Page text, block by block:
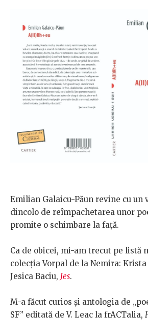
Emilian Galaicu-Păun revine cu un
dincolo de reîmpachetarea unor
promite o schimbare la față.
Ca de obicei, mi-am trecut pe listă
colecția Vorpal de la Nemira: Krista
Jesica Baciu, Jes.
M-a făcut curios și antologia de
SF” editată de V. Leac la frACTalia,